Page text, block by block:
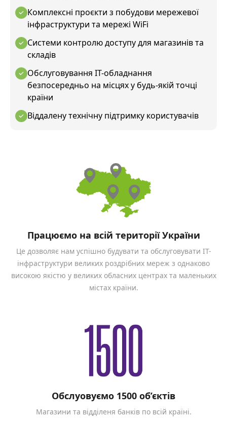
Комплексні проєкти з побудови мережевої
інфраструктури та мережі WiFi
Системи контролю доступу для магазинів та
складів
Обслуговування IT-обладнання
безпосередньо на місцях у будь-якій точці
країни
Віддалену технічну підтримку користувачів
Працюємо на всій території України
Це дозволяє нам успішно будувати та обслуговувати ІТ-
інфраструктури великих роздрібних мереж з однаково
високою якістю у великих обласних центрах та маленьких
містах країни.
Обслуовуємо 1500 об’єктів
Магазини та відділеня банків по всій країні.